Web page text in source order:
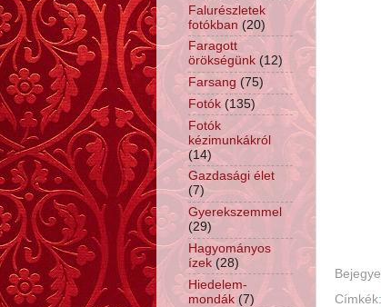
Címkék:
Falurészletek
fotókban (20)
Faragott
örökségünk (12)
Farsang (75)
Fotók (135)
Fotók
kézimunkákról
(14)
Gazdasági élet
(7)
Gyerekszemmel
(29)
Hagyományos
ízek (28)
Hiedelem-
mondák (7)